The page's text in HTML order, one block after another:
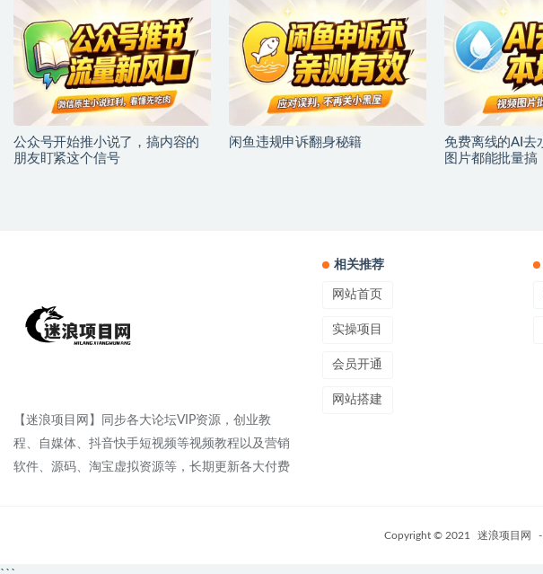
公众号开始推小说了，搞内容的
朋友盯紧这个信号
闲鱼违规申诉翻身秘籍
免费离线的AI去
图片都能批量搞
【迷浪项目网】同步各大论坛VIP资源，创业教
程、自媒体、抖音快手短视频等视频教程以及营销
软件、源码、淘宝虚拟资源等，长期更新各大付费
相关推荐
网站首页
实操项目
会员开通
网站搭建
Copyright © 2021 迷浪项目网